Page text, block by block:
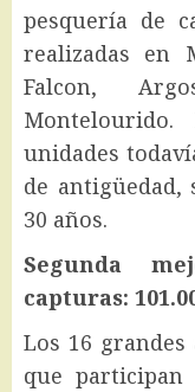
pesquería de
realizadas en
Falcon,
unidades
de antigüedad,
30 años.
Segunda
capturas:
Los 16
que